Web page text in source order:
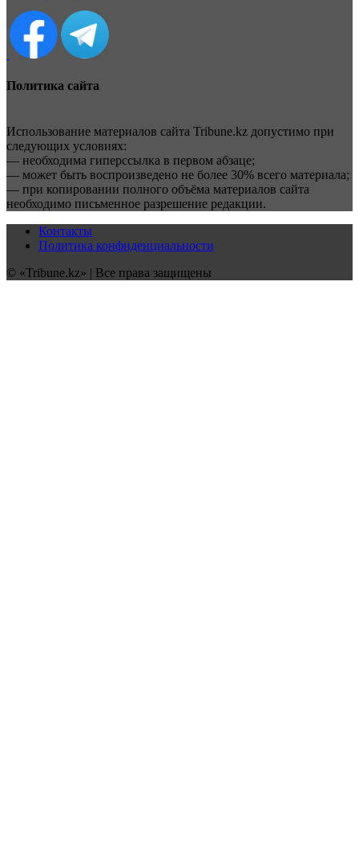
Политика сайта
Использование материалов сайта Tribune.kz допустимо при
следующих условиях:
— необходима гиперссылка в первом абзаце;
— может быть воспроизведено не более 30% всего материала;
— при копировании полного объёма материалов сайта
необходимо письменное разрешение редакции.
Контакты
Политика конфиденциальности
© «Tribune.kz» | Все права защищены